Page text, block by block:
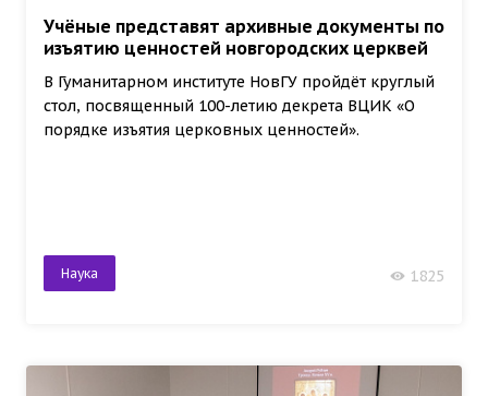
Учёные представят архивные документы по
изъятию ценностей новгородских церквей
В Гуманитарном институте НовГУ пройдёт круглый
стол, посвященный 100-летию декрета ВЦИК «О
порядке изъятия церковных ценностей».
Наука 1825